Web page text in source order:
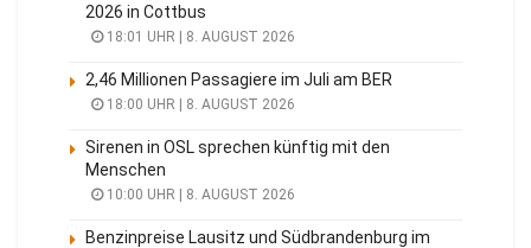
2026 in Cottbus
18:01 UHR | 8. AUGUST 2026
2,46 Millionen Passagiere im Juli am BER
18:00 UHR | 8. AUGUST 2026
Sirenen in OSL sprechen künftig mit den
Menschen
10:00 UHR | 8. AUGUST 2026
Benzinpreise Lausitz und Südbrandenburg im